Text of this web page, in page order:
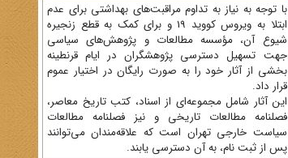
با توجه به نیاز به تداوم مراقبت‌های بهداشتی برای عدم
ابتلا به ویروس کووید 19 و برای کمک به قطع زنجیره
شیوع آن، مؤسسه مطالعات و پژوهش‌های سیاسی
جهت تسهیل دسترسی پژوهشگران در ایام قرنطینه
بخشی از آثار خود را به صورت رایگان در اختیار عموم
قرار داد.
این آثار شامل مجموعه‌ای از اسناد، کتب تاریخ معاصر،
فصلنامه‌ مطالعات تاریخی و نیز فصلنامه مطالعات
سیاست خارجی تهران است که علاقه‌مندان می‌توانند
پس از ثبت نام، به آن دسترسی یابند.